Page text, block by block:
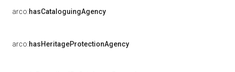
arco:hasCataloguingAgency
arco:hasHeritageProtectionAgency